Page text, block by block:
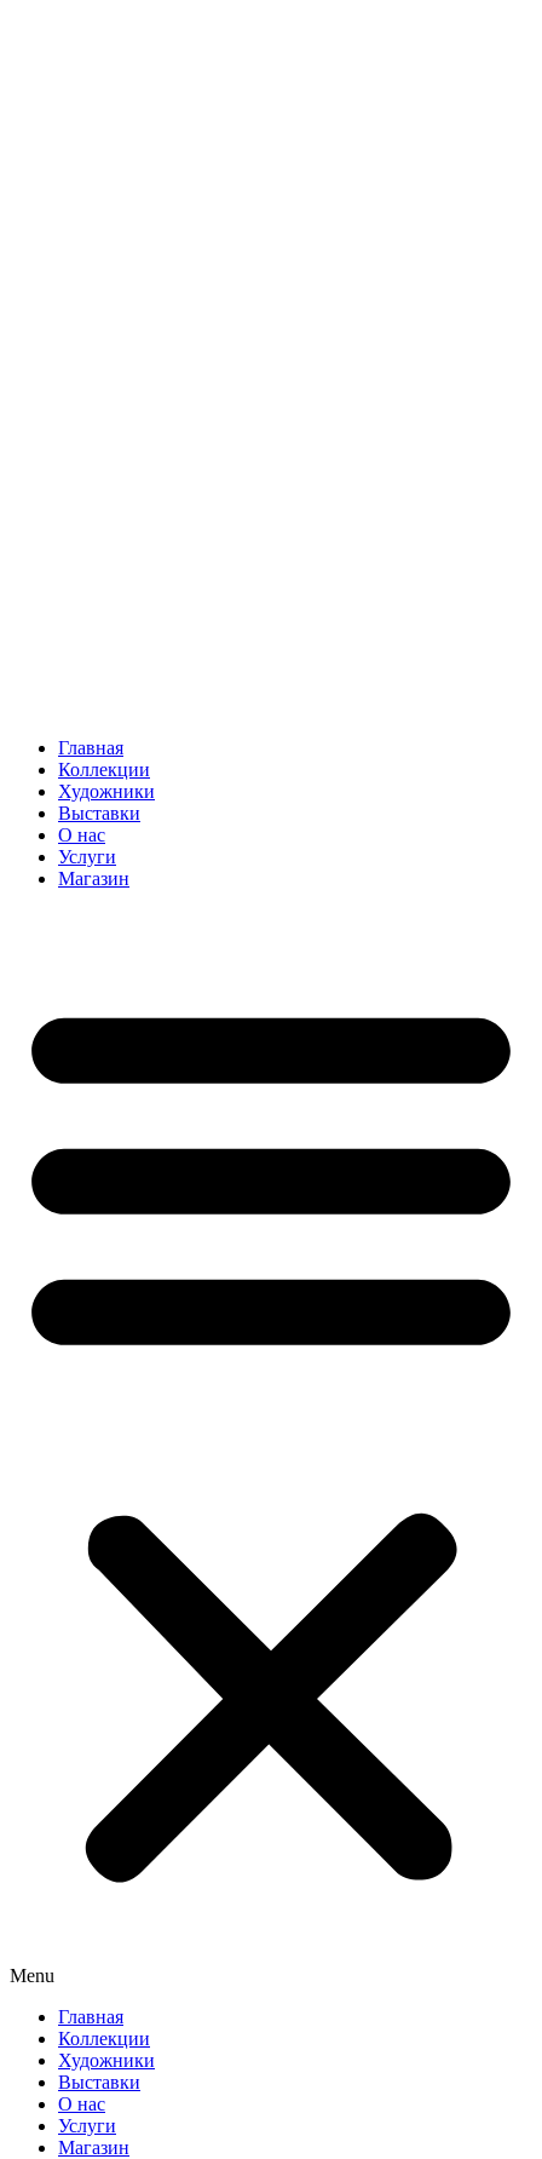
Главная
Коллекции
Художники
Выставки
О нас
Услуги
Магазин
Menu
Главная
Коллекции
Художники
Выставки
О нас
Услуги
Магазин